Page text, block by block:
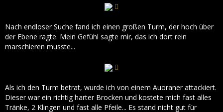
Nach endloser Suche fand ich einen großen Turm, der hoch über
der Ebene ragte. Mein Gefühl sagte mir, das ich dort rein
marschieren musste...
Als ich den Turm betrat, wurde ich von einem Auoraner attackiert.
Dieser war ein richtig harter Brocken und kostete mich fast alles
Tränke, 2 Klingen und fast alle Pfeile... Es stand nicht gut für